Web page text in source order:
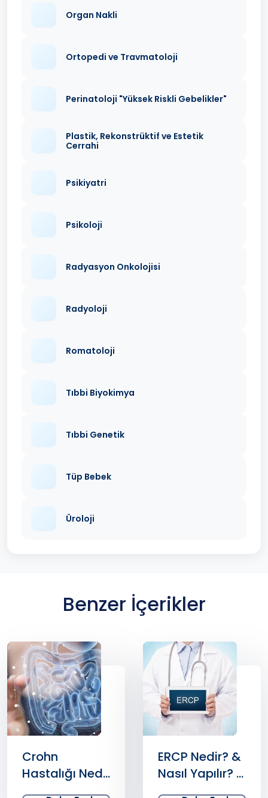
Organ Nakli
Ortopedi ve Travmatoloji
Perinatoloji "Yüksek Riskli Gebelikler"
Plastik, Rekonstrüktif ve Estetik
Cerrahi
Psikiyatri
Psikoloji
Radyasyon Onkolojisi
Radyoloji
Romatoloji
Tıbbi Biyokimya
Tıbbi Genetik
Tüp Bebek
Üroloji
Benzer İçerikler
Crohn
Hastalığı Nedir
ve Belirtileri
ERCP Nedir? &
Nasıl Yapılır? &
Öncesi ve